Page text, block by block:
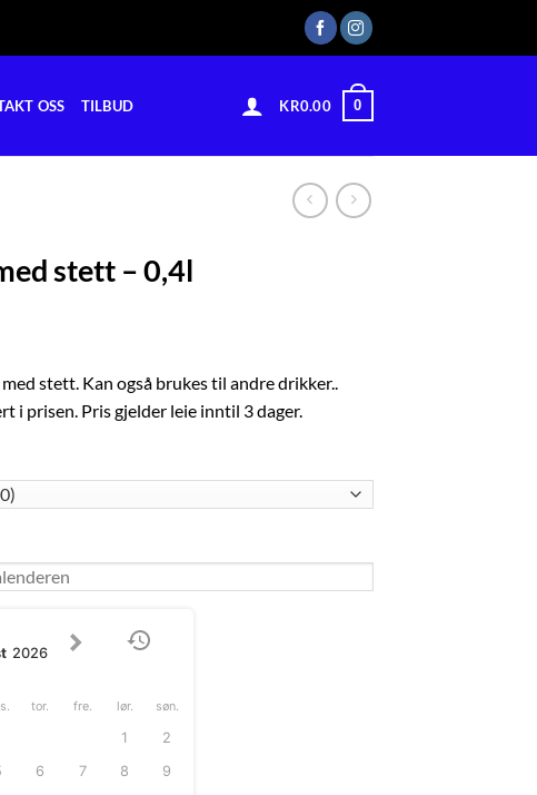
OSS TILBUD KR0.00 0
stett – 0,4l
stett. Kan også brukes til andre drikker..
i prisen. Pris gjelder leie inntil 3 dager.
2026
tor. fre. lør. søn.
1
2
6 7 8
9